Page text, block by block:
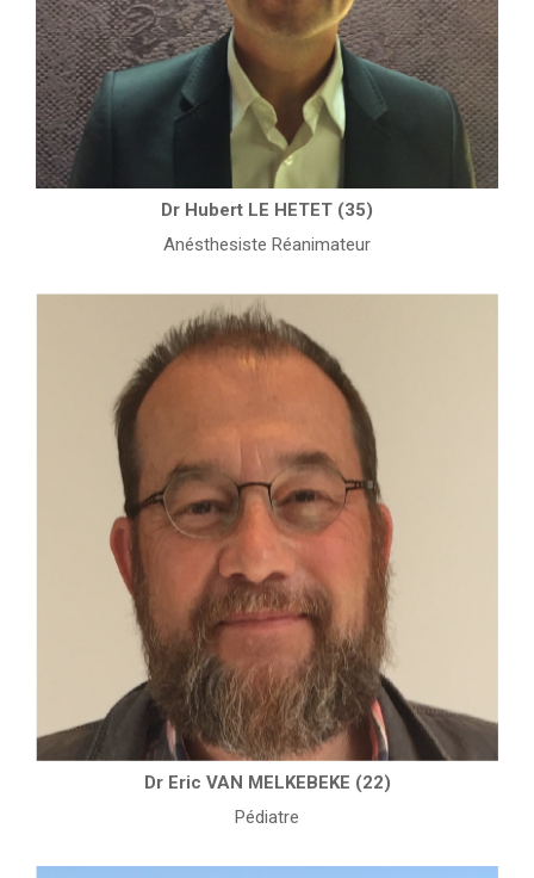
Dr Hubert LE HETET (35)
Anésthesiste Réanimateur
Dr Eric VAN MELKEBEKE (22)
Pédiatre